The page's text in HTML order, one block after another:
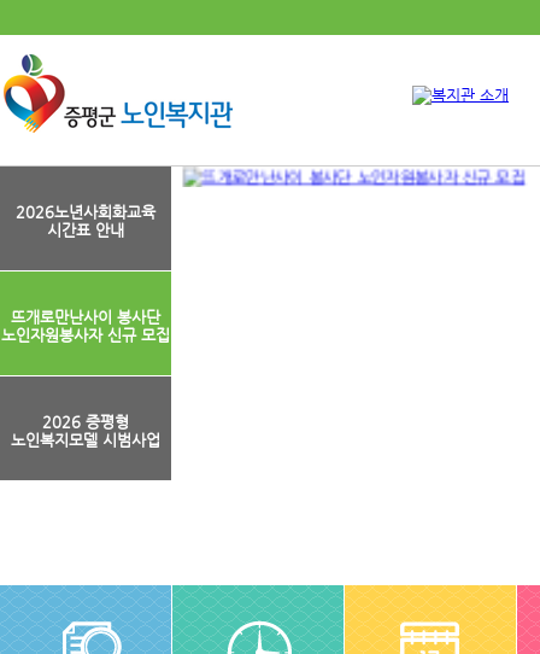
2026노년사회화교육
시간표 안내
뜨개로만난사이 봉사단
노인자원봉사자 신규 모집
2026 증평형
노인복지모델 시범사업